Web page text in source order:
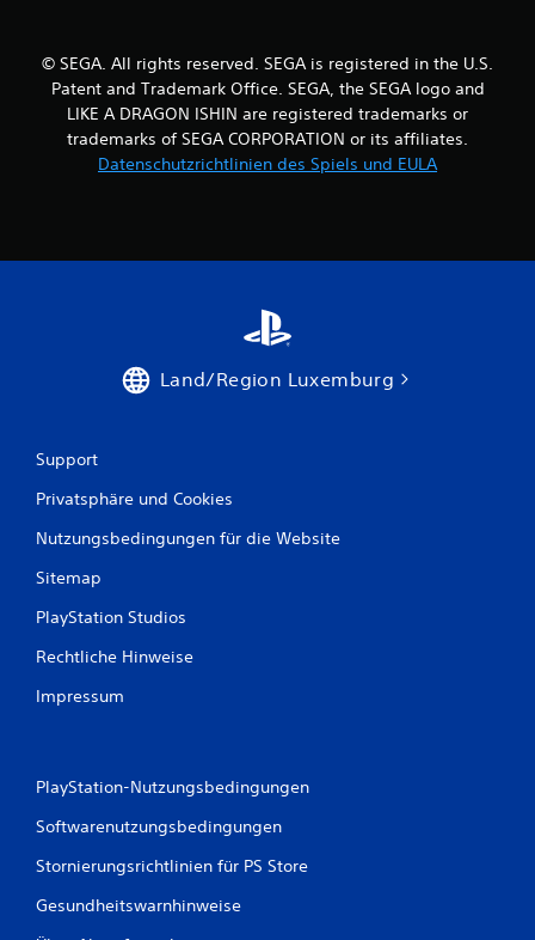
6
6
4
B
© SEGA. All rights reserved. SEGA is registered in the U.S.
Patent and Trademark Office. SEGA, the SEGA logo and
LIKE A DRAGON ISHIN are registered trademarks or
trademarks of SEGA CORPORATION or its affiliates.
Datenschutzrichtlinien des Spiels und EULA
Land/Region Luxemburg
Support
Privatsphäre und Cookies
Nutzungsbedingungen für die Website
Sitemap
PlayStation Studios
Rechtliche Hinweise
Impressum
PlayStation-Nutzungsbedingungen
Softwarenutzungsbedingungen
Stornierungsrichtlinien für PS Store
Gesundheitswarnhinweise